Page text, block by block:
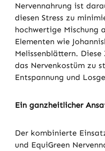
Nervennahrung ist
diesen Stress zu
hochwertige Mischung
Elementen wie
Melissenblättern.
das Nervenkostüm zu
Entspannung und
Ein ganzheitlicher
Der kombinierte
und EquiGreen